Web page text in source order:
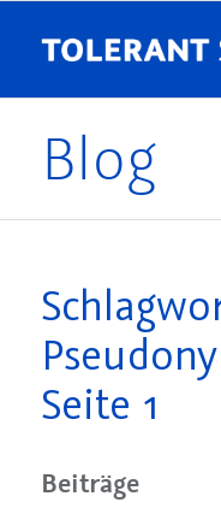
Blog
Seite 1
Beiträge